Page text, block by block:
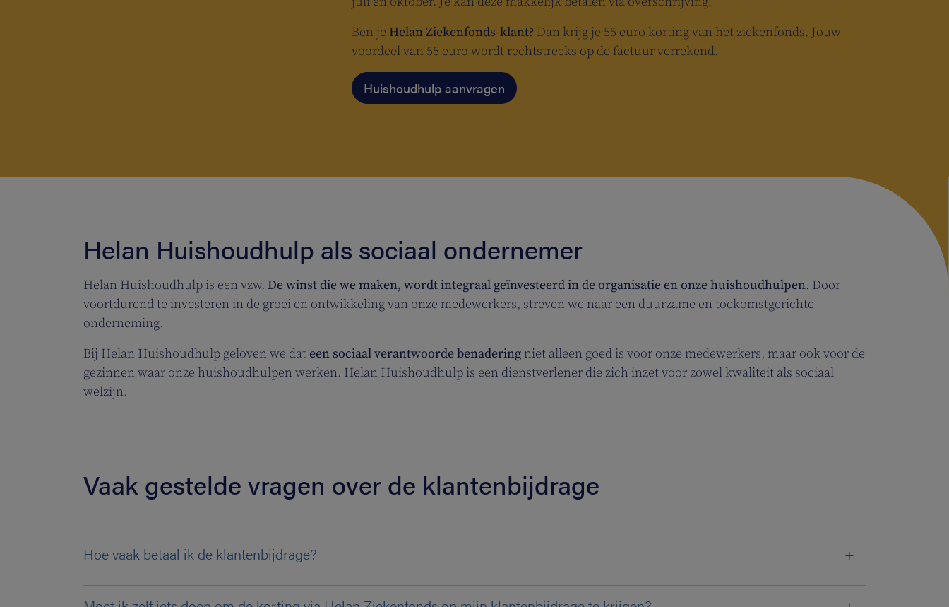
Ben je Helan Ziekenfonds-klant?Dan krijg je 55 euro korting van het ziekenfonds. Jouw
voordeel van 55 euro wordt rechtstreeks op de factuur verrekend.
Huishoudhulp aanvragen
Helan Huishoudhulp als sociaal ondernemer
Helan Huishoudhulp is een vzw. De winst die we maken, wordt integraal geïnvesteerd in de organisatie en onze huishoudhulpen. Door
voortdurend te investeren in de groei en ontwikkeling van onze medewerkers, streven we naar een duurzame en toekomstgerichte
onderneming.
Bij Helan Huishoudhulp geloven we dat een sociaal verantwoorde benadering niet alleen goed is voor onze medewerkers, maar ook voor de
gezinnen waar onze huishoudhulpen werken. Helan Huishoudhulp is een dienstverlener die zich inzet voor zowel kwaliteit als sociaal
welzijn.
Vaak gestelde vragen over de klantenbijdrage
Hoe vaak betaal ik de klantenbijdrage?